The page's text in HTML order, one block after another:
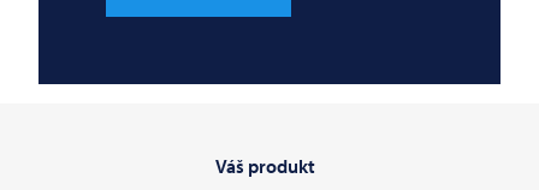
Váš produkt